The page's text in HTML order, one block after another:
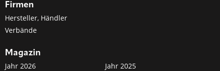
Firmen
Hersteller, Händler
Verbände
Magazin
Jahr 2026
Jahr 2025